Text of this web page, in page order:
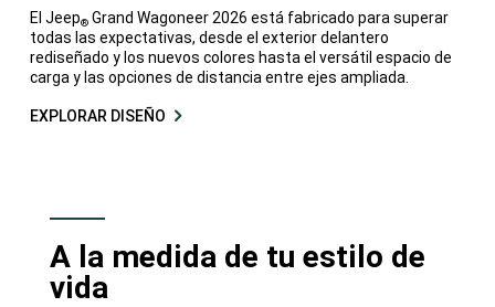
El Jeep® Grand Wagoneer 2026 está fabricado para superar
todas las expectativas, desde el exterior delantero
rediseñado y los nuevos colores hasta el versátil espacio de
carga y las opciones de distancia entre ejes ampliada.
EXPLORAR DISEÑO
A la medida de tu estilo de
vida